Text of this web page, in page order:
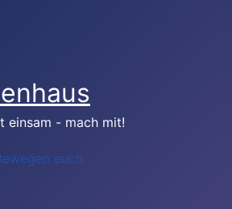
einsam - mach mit!